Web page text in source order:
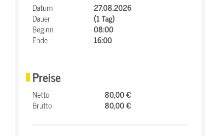
Datum
27.08.2026
Dauer
(1 Tag)
Beginn
08:00
Ende
16:00
Preise
Netto
80,00 €
Brutto
80,00 €